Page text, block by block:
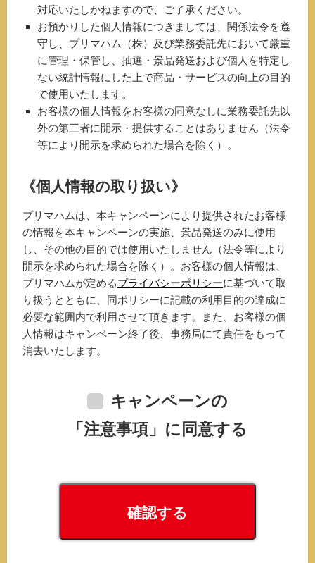
対応いたしかねますので、ご了承ください。
お預かりした個人情報につきましては、関係法令を遵
守し、プリマハム（株）及び業務委託先において厳重
に管理・保管し、抽選・景品発送および個人を特定し
ない統計情報にした上で商品・サービスの向上の目的
で使用いたします。
お客様の個人情報をお客様の同意なしに業務委託先以
外の第三者に開示・提供することはありません（法令
等により開示を求められた場合を除く）。
《個人情報の取り扱い》
プリマハムは、本キャンペーンにより提供されたお客様
の情報を本キャンペーンの実施、景品発送のみに使用
し、その他の目的では使用いたしません（法令等により
開示を求められた場合を除く）。お客様の個人情報は、
プリマハムが定めるプライバシーポリシーに基づいて取
り扱うとともに、同ポリシーに記載の利用目的の達成に
必要な範囲内で利用させて頂きます。また、お客様の個
人情報はキャンペーン終了後、事務局にて責任をもって
消去いたします。
キャンペーンの
「注意事項」に同意する